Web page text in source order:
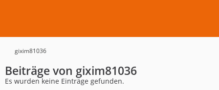
gixim81036
Beiträge von gixim81036
Es wurden keine Einträge gefunden.